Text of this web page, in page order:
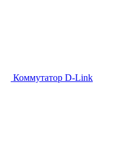
Коммутатор D-Link